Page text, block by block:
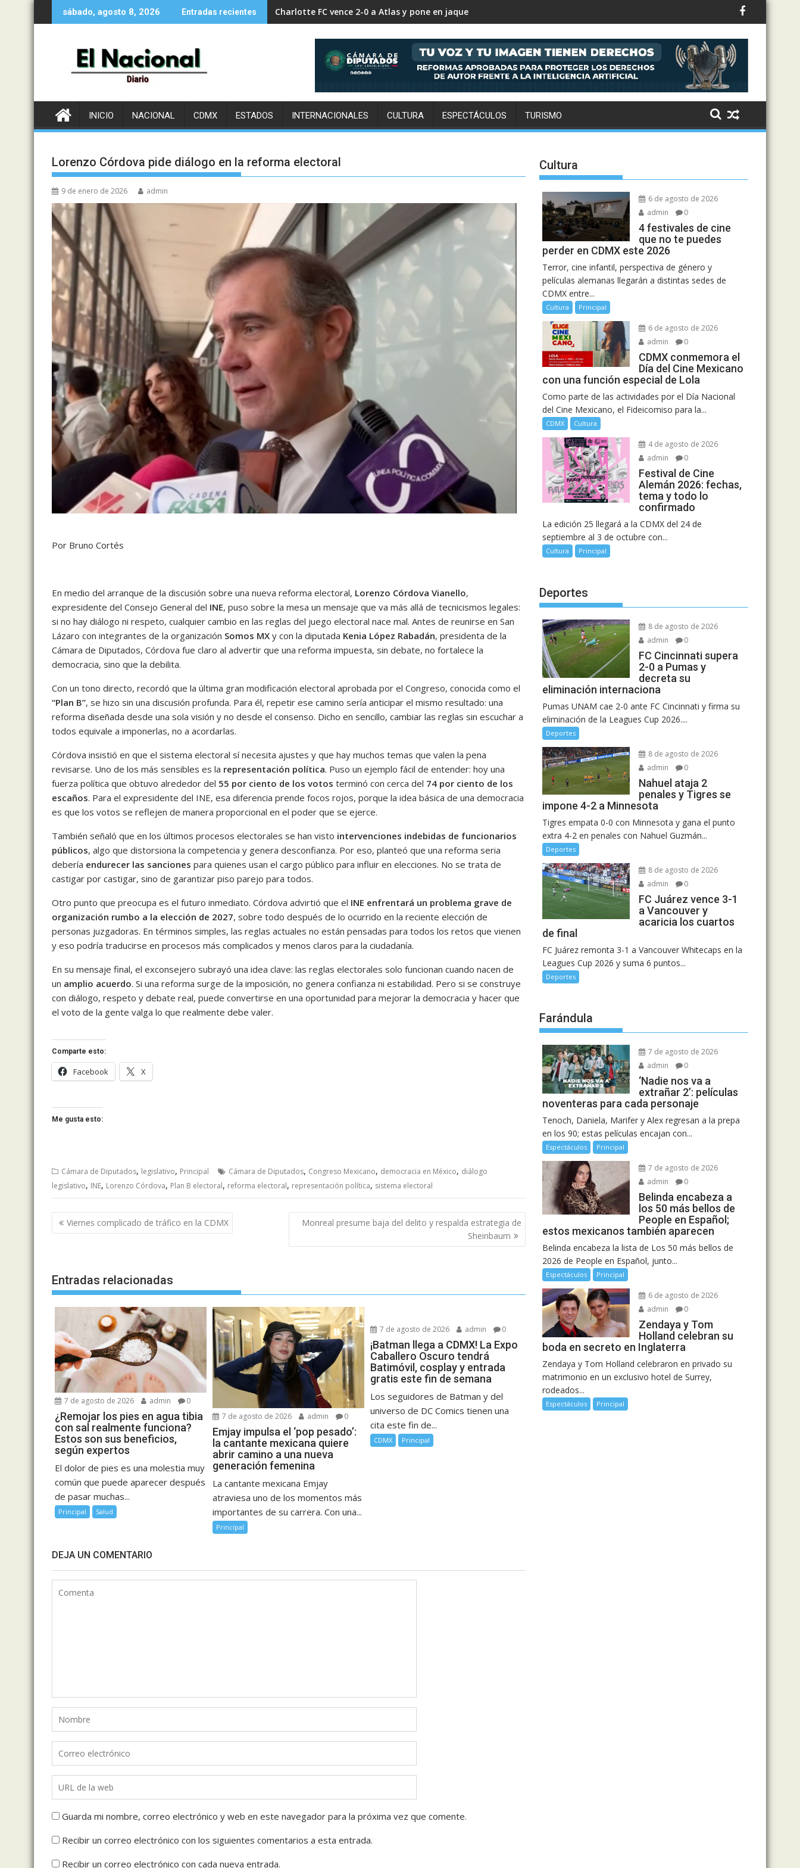
al
sábado, agosto 8, 2026 Entradas recientes FC Cincinnati supera 2-0 a Pumas y decreta su eliminación internaciona
INICIO NACIONAL CDMX ESTADOS INTERNACIONALES CULTURA ESPECTÁCULOS TURISMO
Lorenzo Córdova pide diálogo en la reforma electoral
9 de enero de 2026 admin
Por Bruno Cortés
En medio del arranque de la discusión sobre una nueva reforma electoral, Lorenzo Córdova Vianello,
expresidente del Consejo General del INE, puso sobre la mesa un mensaje que va más allá de tecnicismos legales:
si no hay diálogo ni respeto, cualquier cambio en las reglas del juego electoral nace mal. Antes de reunirse en San
Lázaro con integrantes de la organización Somos MX y con la diputada Kenia López Rabadán, presidenta de la
Cámara de Diputados, Córdova fue claro al advertir que una reforma impuesta, sin debate, no fortalece la
democracia, sino que la debilita.
Con un tono directo, recordó que la última gran modificación electoral aprobada por el Congreso, conocida como el
“Plan B”, se hizo sin una discusión profunda. Para él, repetir ese camino sería anticipar el mismo resultado: una
reforma diseñada desde una sola visión y no desde el consenso. Dicho en sencillo, cambiar las reglas sin escuchar a
todos equivale a imponerlas, no a acordarlas.
Córdova insistió en que el sistema electoral sí necesita ajustes y que hay muchos temas que valen la pena
revisarse. Uno de los más sensibles es la representación política. Puso un ejemplo fácil de entender: hoy una
fuerza política que obtuvo alrededor del 55 por ciento de los votos terminó con cerca del 74 por ciento de los
escaños. Para el expresidente del INE, esa diferencia prende focos rojos, porque la idea básica de una democracia
es que los votos se reflejen de manera proporcional en el poder que se ejerce.
También señaló que en los últimos procesos electorales se han visto intervenciones indebidas de funcionarios
públicos, algo que distorsiona la competencia y genera desconfianza. Por eso, planteó que una reforma seria
debería endurecer las sanciones para quienes usan el cargo público para influir en elecciones. No se trata de
castigar por castigar, sino de garantizar piso parejo para todos.
Otro punto que preocupa es el futuro inmediato. Córdova advirtió que el INE enfrentará un problema grave de
organización rumbo a la elección de 2027, sobre todo después de lo ocurrido en la reciente elección de
personas juzgadoras. En términos simples, las reglas actuales no están pensadas para todos los retos que vienen
y eso podría traducirse en procesos más complicados y menos claros para la ciudadanía.
En su mensaje final, el exconsejero subrayó una idea clave: las reglas electorales solo funcionan cuando nacen de
un amplio acuerdo. Si una reforma surge de la imposición, no genera confianza ni estabilidad. Pero si se construye
con diálogo, respeto y debate real, puede convertirse en una oportunidad para mejorar la democracia y hacer que
el voto de la gente valga lo que realmente debe valer.
Comparte esto:
Facebook X
Me gusta esto:
Cámara de Diputados, legislativo, Principal Cámara de Diputados, Congreso Mexicano, democracia en México, diálogo
legislativo, INE, Lorenzo Córdova, Plan B electoral, reforma electoral, representación política, sistema electoral
Navegación
de
Viernes complicado de tráfico en la CDMX
Monreal presume baja del delito y respalda estrategia de
Sheinbaum
Entradas relacionadas
7 de agosto de 2026 admin 0
¿Remojar los pies en agua tibia
con sal realmente funciona?
Estos son sus beneficios,
según expertos
El dolor de pies es una molestia muy
común que puede aparecer después
de pasar muchas...
Principal Salud
7 de agosto de 2026 admin 0
Emjay impulsa el ‘pop pesado’:
la cantante mexicana quiere
abrir camino a una nueva
generación femenina
La cantante mexicana Emjay
atraviesa uno de los momentos más
importantes de su carrera. Con una...
Principal
7 de agosto de 2026 admin 0
¡Batman llega a CDMX! La Expo
Caballero Oscuro tendrá
Batimóvil, cosplay y entrada
gratis este fin de semana
Los seguidores de Batman y del
universo de DC Comics tienen una
cita este fin de...
CDMX Principal
DEJA UN COMENTARIO
Guarda mi nombre, correo electrónico y web en este navegador para la próxima vez que comente.
Recibir un correo electrónico con los siguientes comentarios a esta entrada.
Recibir un correo electrónico con cada nueva entrada.
Cultura
6 de agosto de 2026
admin
0
4 festivales de cine
que no te puedes
perder en CDMX este 2026
Terror, cine infantil, perspectiva de género y
películas alemanas llegarán a distintas sedes de
CDMX entre...
Cultura Principal
6 de agosto de 2026
admin
0
CDMX conmemora el
Día del Cine Mexicano
con una función especial de Lola
Como parte de las actividades por el Día Nacional
del Cine Mexicano, el Fideicomiso para la...
CDMX Cultura
4 de agosto de 2026
admin
0
Festival de Cine
Alemán 2026: fechas,
tema y todo lo
confirmado
La edición 25 llegará a la CDMX del 24 de
septiembre al 3 de octubre con...
Cultura Principal
Deportes
8 de agosto de 2026
admin
0
FC Cincinnati supera
2-0 a Pumas y
decreta su
eliminación internaciona
Pumas UNAM cae 2-0 ante FC Cincinnati y firma su
eliminación de la Leagues Cup 2026....
Deportes
8 de agosto de 2026
admin
0
Nahuel ataja 2
penales y Tigres se
impone 4-2 a Minnesota
Tigres empata 0-0 con Minnesota y gana el punto
extra 4-2 en penales con Nahuel Guzmán...
Deportes
8 de agosto de 2026
admin
0
FC Juárez vence 3-1
a Vancouver y
acaricia los cuartos
de final
FC Juárez remonta 3-1 a Vancouver Whitecaps en la
Leagues Cup 2026 y suma 6 puntos...
Deportes
Farándula
7 de agosto de 2026
admin
0
‘Nadie nos va a
extrañar 2’: películas
noventeras para cada personaje
Tenoch, Daniela, Marifer y Alex regresan a la prepa
en los 90; estas películas encajan con...
Espectáculos Principal
7 de agosto de 2026
admin
0
Belinda encabeza a
los 50 más bellos de
People en Español;
estos mexicanos también aparecen
Belinda encabeza la lista de Los 50 más bellos de
2026 de People en Español, junto...
Espectáculos Principal
6 de agosto de 2026
admin
0
Zendaya y Tom
Holland celebran su
boda en secreto en Inglaterra
Zendaya y Tom Holland celebraron en privado su
matrimonio en un exclusivo hotel de Surrey,
rodeados...
Espectáculos Principal